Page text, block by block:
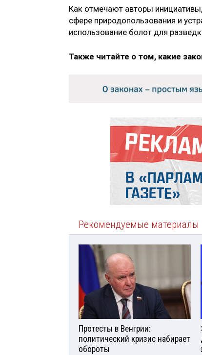
Как отмечают авторы
сфере природопользования и
использование болот для
Также читайте о том, какие
Рекомендуемые материалы
Протесты в Венгрии:
политический кризис набирает
обороты